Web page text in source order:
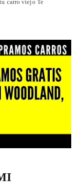
carro viejo Te